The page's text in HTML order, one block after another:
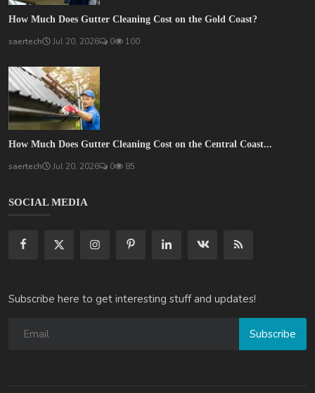
How Much Does Gutter Cleaning Cost on the Gold Coast?
saertech Jul 20, 2026 0 100
How Much Does Gutter Cleaning Cost on the Central Coast...
saertech Jul 20, 2026 0 85
SOCIAL MEDIA
Subscribe here to get interesting stuff and updates!
Subscribe